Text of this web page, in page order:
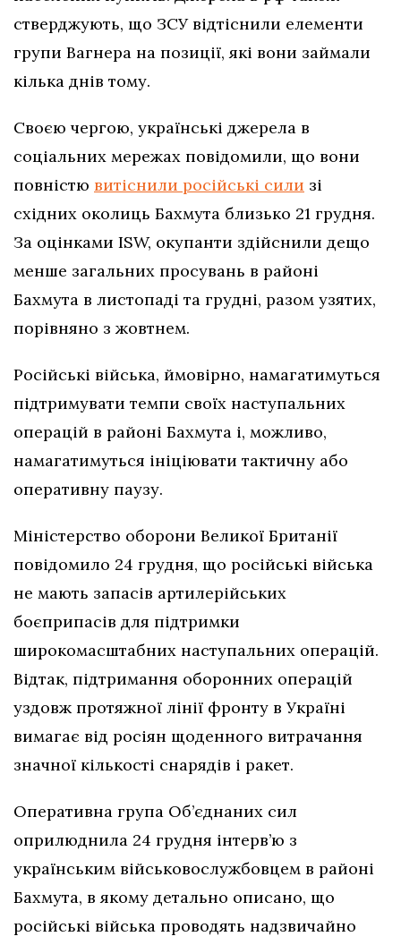
стверджують, що ЗСУ відтіснили елементи
групи Вагнера на позиції, які вони займали
кілька днів тому.
Своєю чергою, українські джерела в
соціальних мережах повідомили, що вони
повністю витіснили російські сили зі
східних околиць Бахмута близько 21 грудня.
За оцінками ISW, окупанти здійснили дещо
менше загальних просувань в районі
Бахмута в листопаді та грудні, разом узятих,
порівняно з жовтнем.
Російські війська, ймовірно, намагатимуться
підтримувати темпи своїх наступальних
операцій в районі Бахмута і, можливо,
намагатимуться ініціювати тактичну або
оперативну паузу.
Міністерство оборони Великої Британії
повідомило 24 грудня, що російські війська
не мають запасів артилерійських
боєприпасів для підтримки
широкомасштабних наступальних операцій.
Відтак, підтримання оборонних операцій
уздовж протяжної лінії фронту в Україні
вимагає від росіян щоденного витрачання
значної кількості снарядів і ракет.
Оперативна група Об’єднаних сил
оприлюднила 24 грудня інтерв’ю з
українським військовослужбовцем в районі
Бахмута, в якому детально описано, що
російські війська проводять надзвичайно